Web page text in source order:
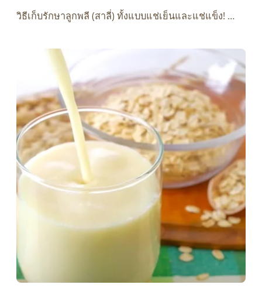
วิธีเก็บรักษาลูกพลี (สาลี่) ทั้งแบบแช่เย็นและแช่แข็ง! …